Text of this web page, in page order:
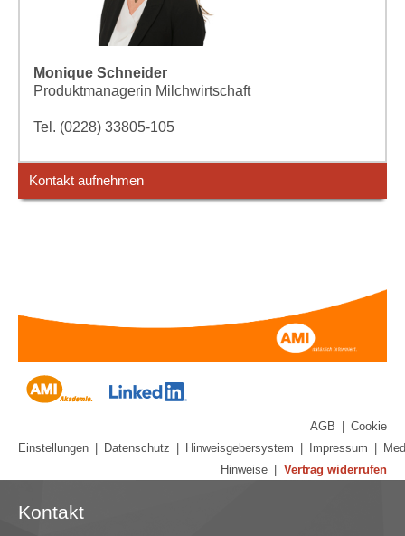
Monique Schneider
Produktmanagerin Milchwirtschaft
Tel. (0228) 33805-105
Kontakt aufnehmen
AGB
Cookie
Einstellungen
Datenschutz Hinweisgebersystem Impressum
Hinweise
Vertrag widerrufen
Kontakt